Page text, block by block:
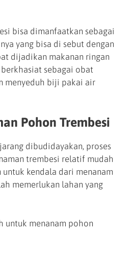
bisa dimanfaatkan sebagai
yang bisa di sebut dengan
dijadikan makanan ringan
sebagai obat
menyeduh biji pakai air
Pohon Trembesi
dibudidayakan, proses
trembesi relatif mudah
kendala dari menanam
memerlukan lahan yang
untuk menanam pohon